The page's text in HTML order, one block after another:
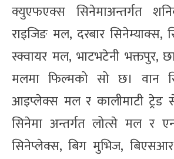
क्युएफएक्स सिनेमाअन्तर्गत
राइजिङ मल, दरबार सिनेम्याक्स,
स्क्वायर मल, भाटभटेनी भक्तपुर,
मलमा फिल्मको सो छ। वान
आइप्लेक्स मल र कालीमाटी
सिनेमा अन्तर्गत लोत्से मल र
सिनेप्लेक्स, बिग मुभिज,